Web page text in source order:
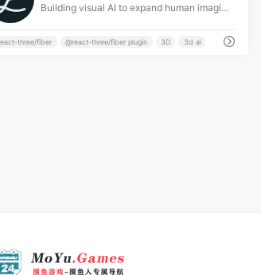
Building visual AI to expand human imagination and capabilities
three/fiber @react-three/fiber plugin 3D 3d ai